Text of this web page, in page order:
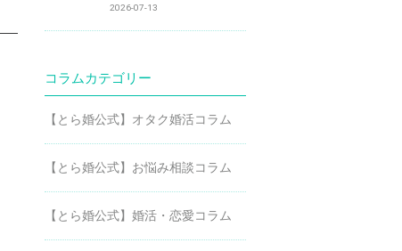
2026-07-13
コラムカテゴリー
【とら婚公式】オタク婚活コラム
【とら婚公式】お悩み相談コラム
【とら婚公式】婚活・恋愛コラム